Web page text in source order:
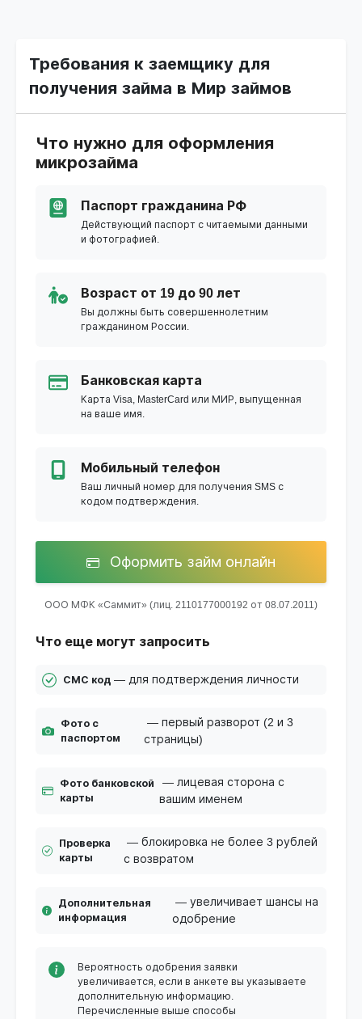
Требования к заемщику для
получения займа в Мир займов
Что нужно для оформления
микрозайма
Паспорт гражданина РФ
Действующий паспорт с читаемыми данными
и фотографией.
Возраст от 19 до 90 лет
Вы должны быть совершеннолетним
гражданином России.
Банковская карта
Карта Visa, MasterCard или МИР, выпущенная
на ваше имя.
Мобильный телефон
Ваш личный номер для получения SMS с
кодом подтверждения.
Оформить займ онлайн
ООО МФК «Саммит» (лиц. 2110177000192 от 08.07.2011)
Что еще могут запросить
СМС код — для подтверждения личности
Фото с
паспортом
— первый разворот (2 и 3
страницы)
Фото банковской
карты
— лицевая сторона с
вашим именем
Проверка
карты
— блокировка не более 3 рублей
с возвратом
Дополнительная
информация
— увеличивает шансы на
одобрение
Вероятность одобрения заявки
увеличивается, если в анкете вы указываете
дополнительную информацию.
Перечисленные выше способы